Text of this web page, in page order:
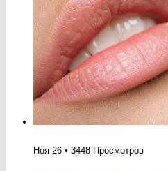
Ноя 26 • 3448 Просмотров